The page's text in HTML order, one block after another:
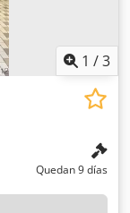
1 /3
Quedan 9 días